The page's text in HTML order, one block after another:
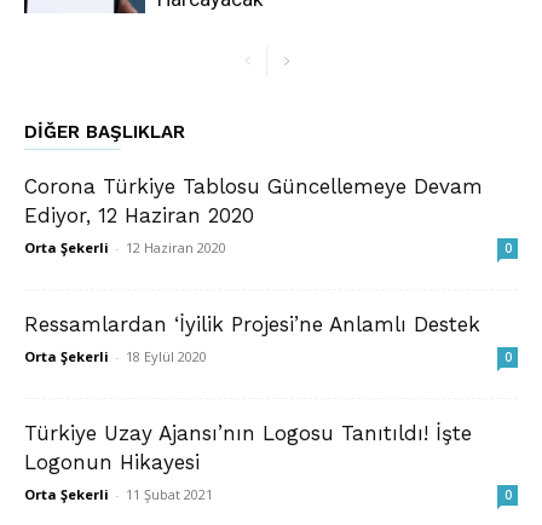
DIĞER BAŞLIKLAR
Corona Türkiye Tablosu Güncellemeye Devam
Ediyor, 12 Haziran 2020
Orta Şekerli - 12 Haziran 2020 0
Ressamlardan ‘İyilik Projesi’ne Anlamlı Destek
Orta Şekerli - 18 Eylül 2020 0
Türkiye Uzay Ajansı’nın Logosu Tanıtıldı! İşte
Logonun Hikayesi
Orta Şekerli - 11 Şubat 2021 0